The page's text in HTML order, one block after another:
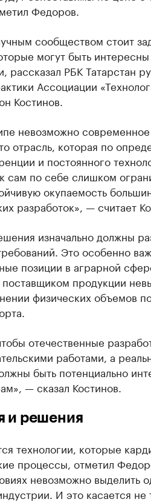
Федоров.
сообществом стоит
могут быть
рассказал РБК Татарстан
Ассоциации
Костинов.
невозможно современное
отрасль, которая по
и постоянного
сам по себе слишком
окупаемость
разработок», — считает
изначально должны
Это особенно
позиции в аграрной
поставщиком продукции
физических объемов
отечественные
работами, а
быть потенциально
— сказал Костинов.
и решения
технологии, которые
процессы, отметил
невозможно выделить
И это касается не